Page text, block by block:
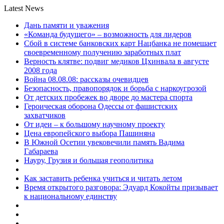
Latest News
Дань памяти и уважения
«Команда будущего» – возможность для лидеров
Сбой в системе банковских карт Нацбанка не помешает
своевременному получению заработных плат
Верность клятве: подвиг медиков Цхинвала в августе
2008 года
Война 08.08.08: рассказы очевидцев
Безопасность, правопорядок и борьба с наркоугрозой
От детских пробежек во дворе до мастера спорта
Героическая оборона Одессы от фашистских
захватчиков
От идеи – к большому научному проекту
Цена европейского выбора Пашиняна
В Южной Осетии увековечили память Вадима
Габараева
Науру, Грузия и большая геополитика
Как заставить ребенка учиться и читать летом
Время открытого разговора: Эдуард Кокойты призывает
к национальному единству